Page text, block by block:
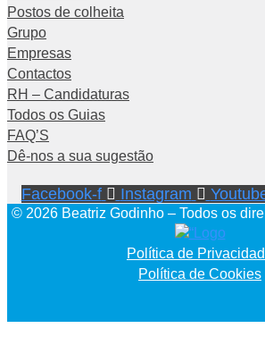
Postos de colheita
Grupo
Empresas
Contactos
RH – Candidaturas
Todos os Guias
FAQ’S
Dê-nos a sua sugestão
Facebook-f Instagram
© 2026 Beatriz Godinho – Todos os
Política de
Política de Cookies